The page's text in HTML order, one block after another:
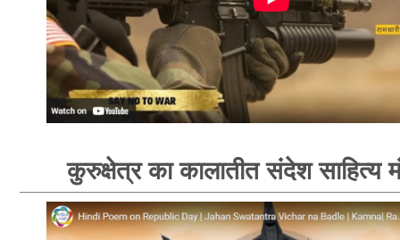
कुरुक्षेत्र का कालातीत संदेश साहित्य